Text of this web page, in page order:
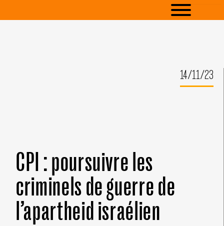
14/11/23
CPI : poursuivre les
criminels de guerre de
l’apartheid israélien